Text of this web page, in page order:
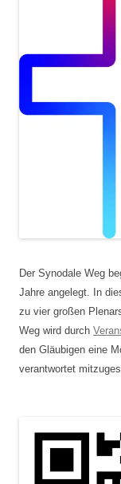
Der Synodale Weg
Jahre angelegt. In
zu vier großen
Weg wird durch
den Gläubigen eine
verantwortet